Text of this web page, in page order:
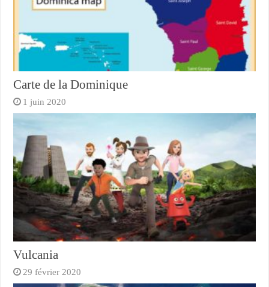
Carte de la Dominique
1 juin 2020
Vulcania
29 février 2020